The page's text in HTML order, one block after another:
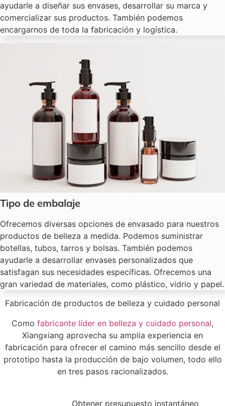
ayudarle a diseñar sus envases, desarrollar su marca y
comercializar sus productos. También podemos
encargarnos de toda la fabricación y logística.
Tipo de embalaje
Ofrecemos diversas opciones de envasado para nuestros
productos de belleza a medida. Podemos suministrar
botellas, tubos, tarros y bolsas. También podemos
ayudarle a desarrollar envases personalizados que
satisfagan sus necesidades específicas. Ofrecemos una
gran variedad de materiales, como plástico, vidrio y papel.
Fabricación de productos de belleza y cuidado personal
Como fabricante líder en belleza y cuidado personal,
Xiangxiang aprovecha su amplia experiencia en
fabricación para ofrecer el camino más sencillo desde el
prototipo hasta la producción de bajo volumen, todo ello
en tres pasos racionalizados.
Obtener presupuesto instantáneo